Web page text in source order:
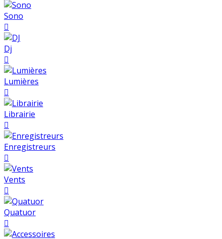
Sono

Dj

Lumières

Librairie

Enregistreurs

Vents

Quatuor
